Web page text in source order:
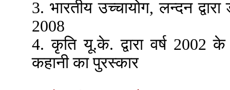
3. भारतीय उच्चायोग, लन्दन
2008
4. कृति यू.के. द्वारा वर्ष 2002
कहानी का पुरस्कार